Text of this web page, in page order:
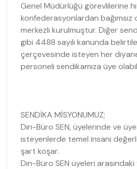
Genel Müdürlüğü görevlilerine
konfederasyonlardan
merkezli kurulmuştur. Diğer
gibi 4488 sayılı kanunda
çerçevesinde isteyen her
personeli sendikamıza üye
SENDİKA MİSYONUMUZ;
Din-Büro SEN, üyelerinde ve
isteyenlerde temel insani
şart koşar.
Din-Büro SEN üyeleri arasındaki